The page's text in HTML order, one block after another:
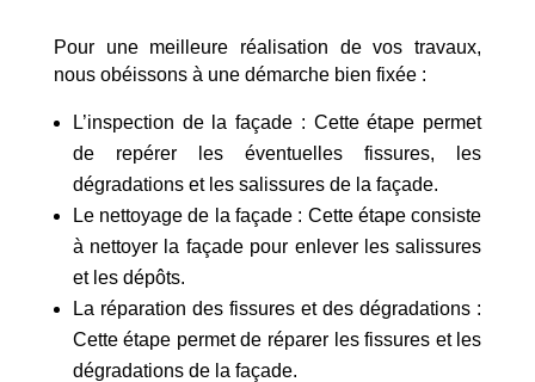
Pour une meilleure réalisation de vos travaux,
nous obéissons à une démarche bien fixée :
L’inspection de la façade : Cette étape permet
de repérer les éventuelles fissures, les
dégradations et les salissures de la façade.
Le nettoyage de la façade : Cette étape consiste
à nettoyer la façade pour enlever les salissures
et les dépôts.
La réparation des fissures et des dégradations :
Cette étape permet de réparer les fissures et les
dégradations de la façade.